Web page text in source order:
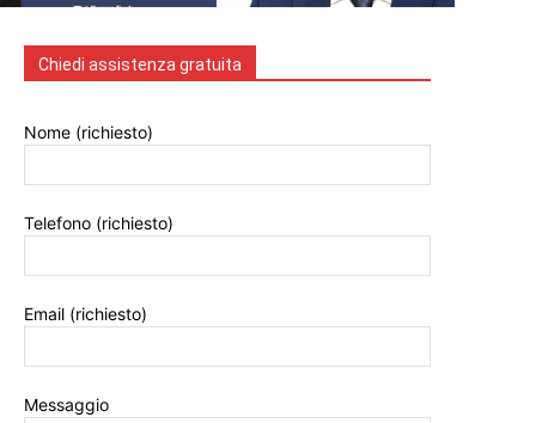
Chiedi assistenza gratuita
Nome (richiesto)
Telefono (richiesto)
Email (richiesto)
Messaggio